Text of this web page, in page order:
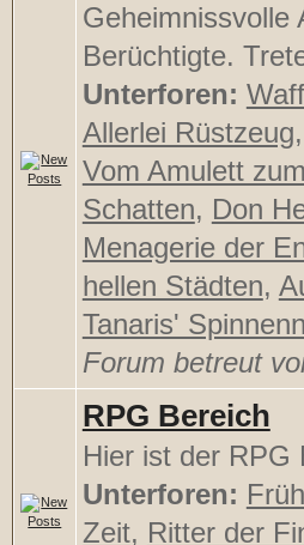
Geheimnissvolle
Berüchtigte.
Unterforen:
Allerlei Rüstzeug,
Vom Amulett
Schatten, Don
Menagerie der
hellen Städten,
Tanaris'
Forum betreut
RPG Bereich
Hier ist der RPG
Unterforen:
Zeit, Ritter der